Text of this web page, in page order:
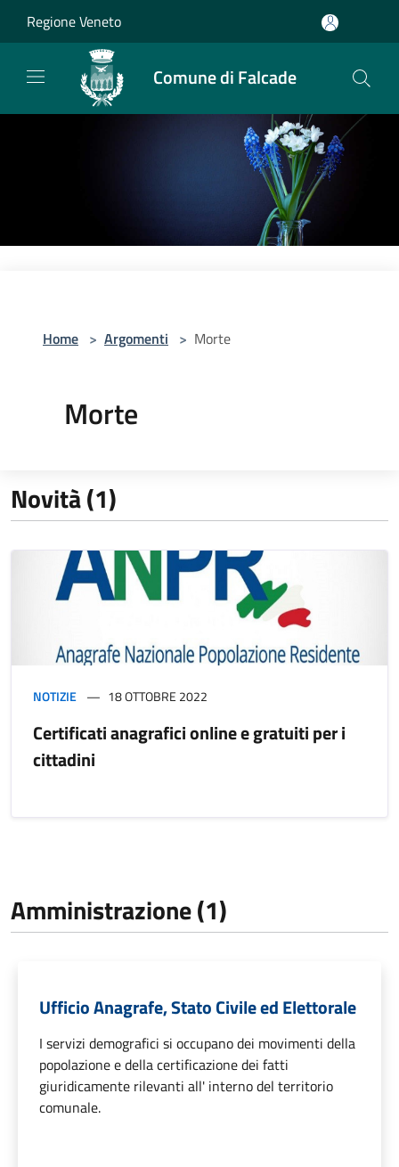
Regione Veneto
Comune di Falcade
Home > Argomenti > Morte
Morte
Novità (1)
NOTIZIE 18 OTTOBRE 2022
Certificati anagrafici online e gratuiti per i
cittadini
Amministrazione (1)
Ufficio Anagrafe, Stato Civile ed Elettorale
I servizi demografici si occupano dei movimenti della
popolazione e della certificazione dei fatti
giuridicamente rilevanti all' interno del territorio
comunale.